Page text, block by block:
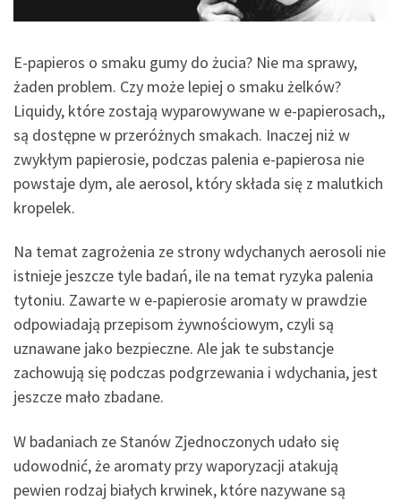
E-papieros o smaku gumy do żucia? Nie ma sprawy,
żaden problem. Czy może lepiej o smaku żelków?
Liquidy, które zostają wyparowywane w e-papierosach,,
są dostępne w przeróżnych smakach. Inaczej niż w
zwykłym papierosie, podczas palenia e-papierosa nie
powstaje dym, ale aerosol, który składa się z malutkich
kropelek.
Na temat zagrożenia ze strony wdychanych aerosoli nie
istnieje jeszcze tyle badań, ile na temat ryzyka palenia
tytoniu. Zawarte w e-papierosie aromaty w prawdzie
odpowiadają przepisom żywnościowym, czyli są
uznawane jako bezpieczne. Ale jak te substancje
zachowują się podczas podgrzewania i wdychania, jest
jeszcze mało zbadane.
W badaniach ze Stanów Zjednoczonych udało się
udowodnić, że aromaty przy waporyzacji atakują
pewien rodzaj białych krwinek, które nazywane są